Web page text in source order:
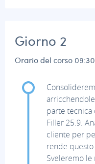
Giorno 2
Orario del corso
parte tecnica
Filler 25.9.
cliente per
rende
Sveleremo